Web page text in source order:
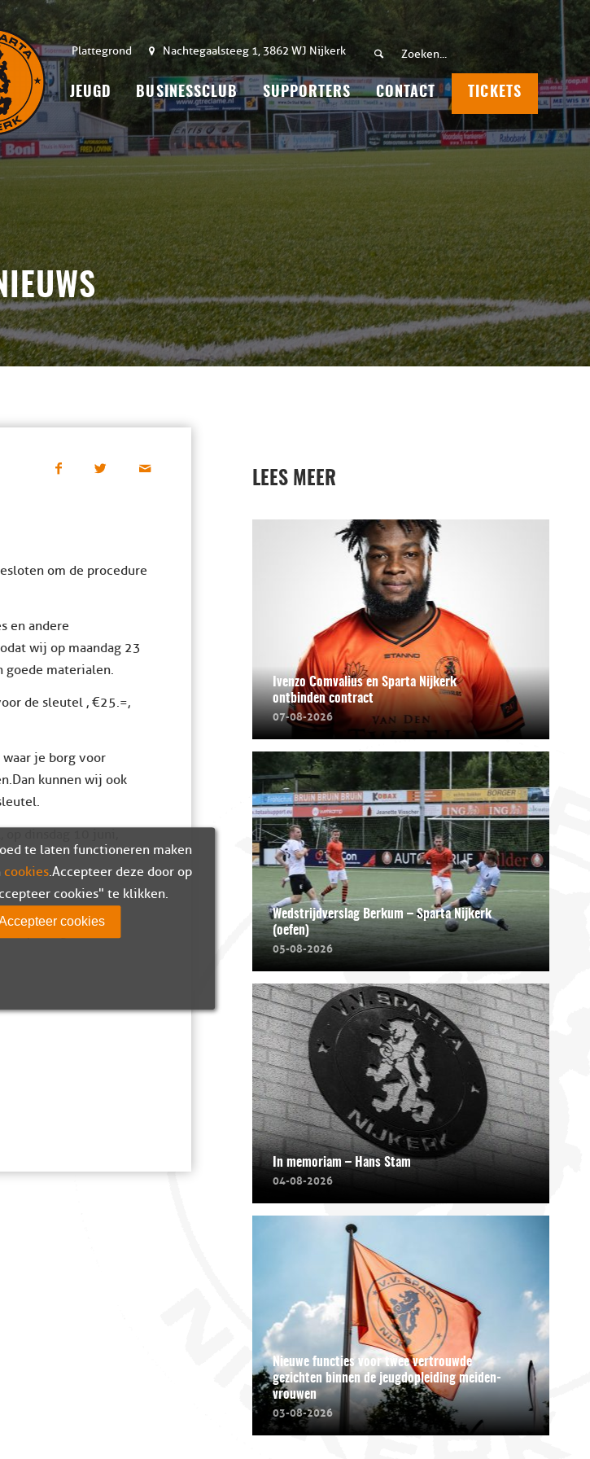
Plattegrond Nachtegaalsteeg 1, 3862 WJ Nijkerk
JEUGD BUSINESSCLUB SUPPORTERS CONTACT TICKETS
om de procedure
en andere
wij op maandag 23
materialen.
de sleutel , €25.=,
je borg voor
Dan kunnen wij ook
dinsdag 10 juni,
2015
LEES MEER
Ivenzo Comvalius en Sparta Nijkerk
ontbinden contract
07-08-2026
Wedstrijdverslag Berkum – Sparta Nijkerk
(oefen)
05-08-2026
In memoriam – Hans Stam
04-08-2026
Nieuwe functies voor twee vertrouwde
gezichten binnen de jeugdopleiding meiden-
vrouwen
03-08-2026
te laten functioneren maken
cookies. Accepteer deze door op
cookies" te klikken.
cookies